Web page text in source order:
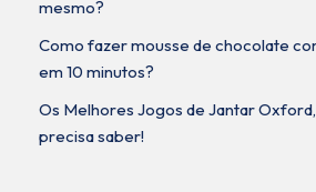
mesmo?
Como fazer mousse de chocolate
em 10 minutos?
Os Melhores Jogos de Jantar
precisa saber!